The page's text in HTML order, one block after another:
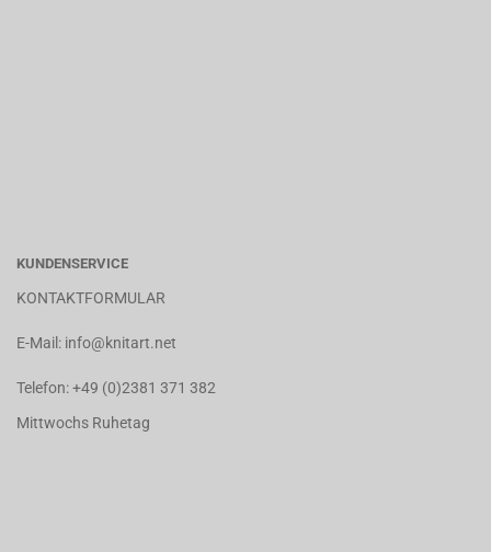
KUNDENSERVICE
KONTAKTFORMULAR
E-Mail: info@knitart.net
Telefon:+49 (0)2381 371 382
Mittwochs Ruhetag